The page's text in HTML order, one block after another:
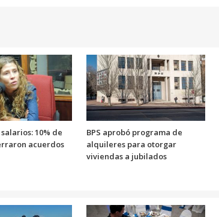
10% de
acuerdos
BPS aprobó programa de
alquileres para otorgar
viviendas a jubilados